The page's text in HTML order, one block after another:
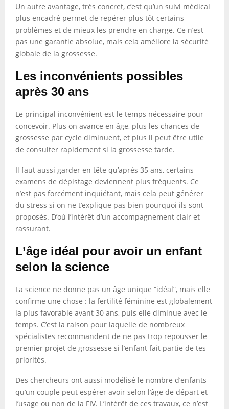
Un autre avantage, très concret, c’est qu’un suivi médical
plus encadré permet de repérer plus tôt certains
problèmes et de mieux les prendre en charge. Ce n’est
pas une garantie absolue, mais cela améliore la sécurité
globale de la grossesse.
Les inconvénients possibles
après 30 ans
Le principal inconvénient est le temps nécessaire pour
concevoir. Plus on avance en âge, plus les chances de
grossesse par cycle diminuent, et plus il peut être utile
de consulter rapidement si la grossesse tarde.
Il faut aussi garder en tête qu’après 35 ans, certains
examens de dépistage deviennent plus fréquents. Ce
n’est pas forcément inquiétant, mais cela peut générer
du stress si on ne t’explique pas bien pourquoi ils sont
proposés. D’où l’intérêt d’un accompagnement clair et
rassurant.
L’âge idéal pour avoir un enfant
selon la science
La science ne donne pas un âge unique “idéal”, mais elle
confirme une chose : la fertilité féminine est globalement
la plus favorable avant 30 ans, puis elle diminue avec le
temps. C’est la raison pour laquelle de nombreux
spécialistes recommandent de ne pas trop repousser le
premier projet de grossesse si l’enfant fait partie de tes
priorités.
Des chercheurs ont aussi modélisé le nombre d’enfants
qu’un couple peut espérer avoir selon l’âge de départ et
l’usage ou non de la FIV. L’intérêt de ces travaux, ce n’est